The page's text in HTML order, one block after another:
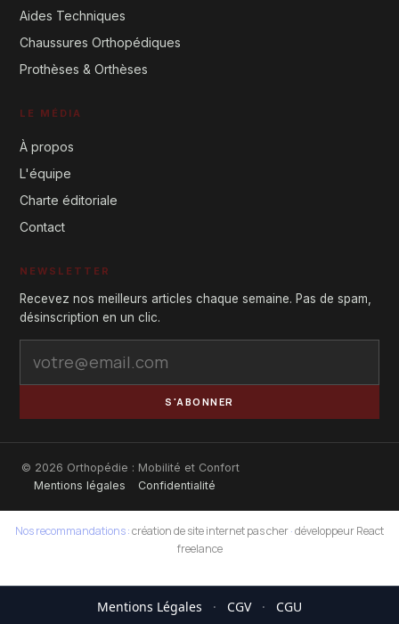
Aides Techniques
Chaussures Orthopédiques
Prothèses & Orthèses
LE MÉDIA
À propos
L'équipe
Charte éditoriale
Contact
NEWSLETTER
Recevez nos meilleurs articles chaque semaine. Pas de spam,
désinscription en un clic.
S'ABONNER
© 2026 Orthopédie : Mobilité et Confort
Mentions légales
Confidentialité
Nos recommandations :création de site internet pas cher·développeur React
freelance
Mentions Légales · CGV · CGU